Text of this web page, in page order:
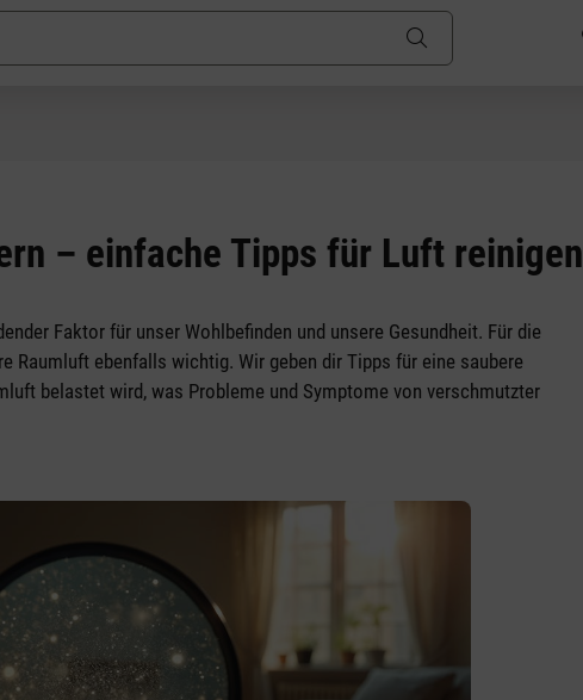
– einfache Tipps für Luft reinigen
Faktor für unser Wohlbefinden und unsere Gesundheit. Für die
Raumluft ebenfalls wichtig. Wir geben dir Tipps für eine saubere
belastet wird, was Probleme und Symptome von verschmutzter